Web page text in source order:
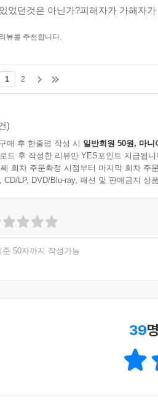
었던것은 아닌가?피해자가 가해자
뷰를 추천합니다.
1 2
)
매 후 한줄평 작성 시 일반회원 50원, 마니
드 후 작성한 리뷰만 YES포인트 지급됩니
회차 주문확정 시점부터 마지막 회차 주
CD/LP, DVD/Blu-ray, 패션 및 판매금지 상
준 50자까지 작성가능
39